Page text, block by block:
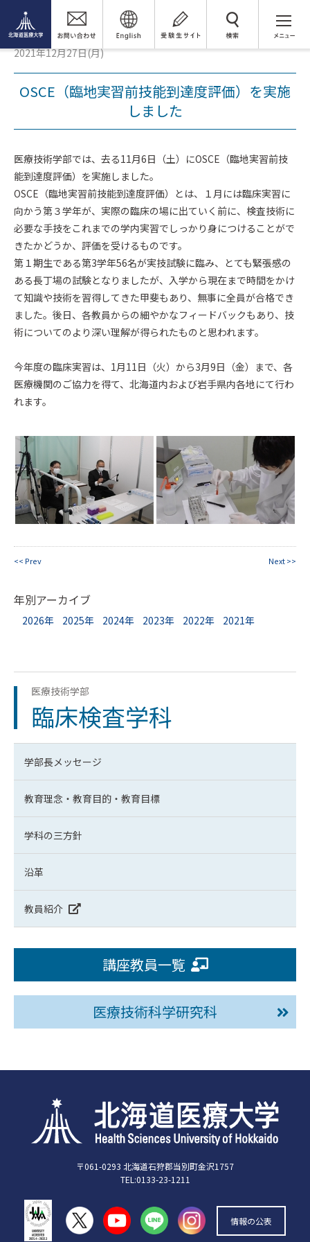
検 索
OSCE（臨地実習前技能到達度評価）を実施しました
2021年12月27日(月)
OSCE（臨地実習前技能到達度評価）を実施
しました
医療技術学部では、去る11月6日（土）にOSCE（臨地実習前技
能到達度評価）を実施しました。
OSCE（臨地実習前技能到達度評価）とは、１月には臨床実習に
向かう第３学年が、実際の臨床の場に出ていく前に、検査技術に
必要な手技をこれまでの学内実習でしっかり身につけることがで
きたかどうか、評価を受けるものです。
第１期生である第3学年56名が実技試験に臨み、とても緊張感の
ある長丁場の試験となりましたが、入学から現在まで時間をかけ
て知識や技術を習得してきた甲斐もあり、無事に全員が合格でき
ました。後日、各教員からの細やかなフィードバックもあり、技
術についてのより深い理解が得られたものと思われます。
今年度の臨床実習は、1月11日（火）から3月9日（金）まで、各
医療機関のご協力を得て、北海道内および岩手県内各地にて行わ
れます。
<< Prev Next >>
年別アーカイブ
2026年 2025年 2024年 2023年 2022年 2021年
医療技術学部
臨床検査学科
学部長メッセージ
教育理念・教育目的・教育目標
学科の三方針
沿革
教員紹介
講座教員一覧
医療技術科学研究科
〒061-0293 北海道石狩郡当別町金沢1757
TEL:0133-23-1211
情報の公表